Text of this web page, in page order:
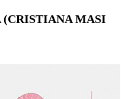
MASI